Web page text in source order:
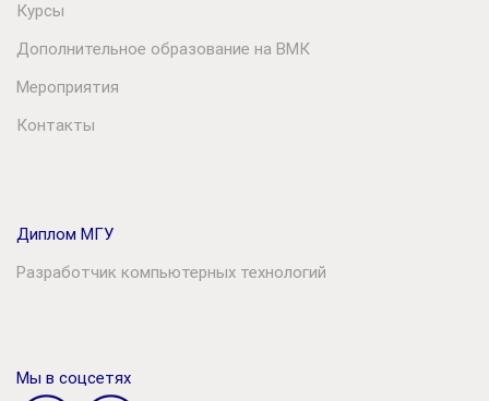
Курсы
Дополнительное образование на ВМК
Мероприятия
Контакты
Диплом МГУ
Разработчик компьютерных технологий
Мы в соцсетях